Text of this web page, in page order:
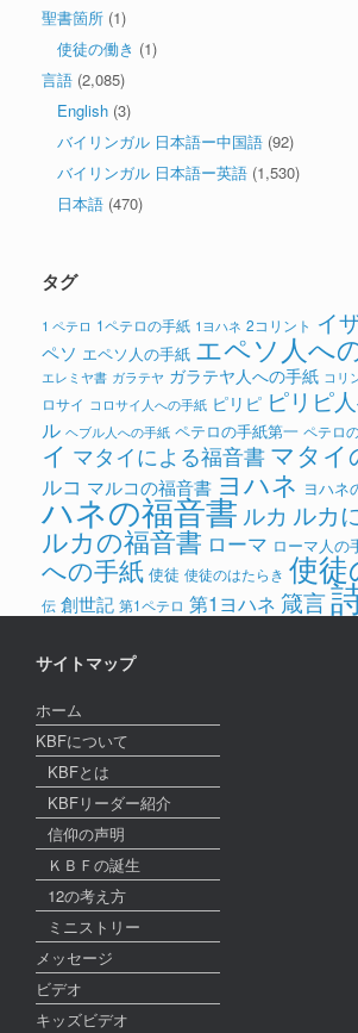
聖書箇所 (1)
使徒の働き (1)
言語 (2,085)
English (3)
バイリンガル 日本語ー中国語 (92)
バイリンガル 日本語ー英語 (1,530)
日本語 (470)
タグ
1 ペテロ 1ペテロの手紙 1ヨハネ 2コリント イ
ペソ エペソ人の手紙 エペソ人へ
エレミヤ書 ガラテヤ ガラテヤ人への手紙 コリ
ロサイ コロサイ人への手紙 ピリピ ピリピ
ル ヘブル人への手紙 ペテロの手紙第一 ペテロ
イ マタイによる福音書 マタイ
ルコ マルコの福音書 ヨハネ ヨハネ
ハネの福音書 ルカ ルカ
ルカの福音書 ローマ ローマ人の
への手紙 使徒 使徒のはたらき 使徒
伝 創世記 第1ペテロ 第1ヨハネ 箴言
サイトマップ
ホーム
KBFについて
KBFとは
KBFリーダー紹介
信仰の声明
ＫＢＦの誕生
12の考え方
ミニストリー
メッセージ
ビデオ
キッズビデオ